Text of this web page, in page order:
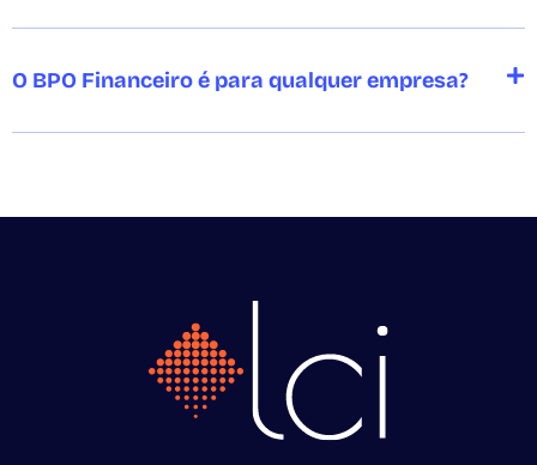
O BPO Financeiro é para qualquer empresa?